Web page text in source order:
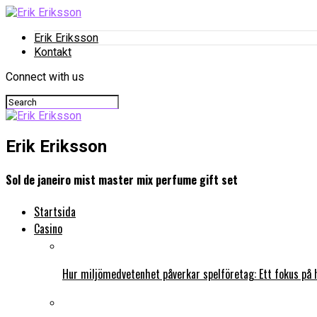
Erik Eriksson
Kontakt
Connect with us
Erik Eriksson
Sol de janeiro mist master mix perfume gift set
Startsida
Casino
Hur miljömedvetenhet påverkar spelföretag: Ett fokus på